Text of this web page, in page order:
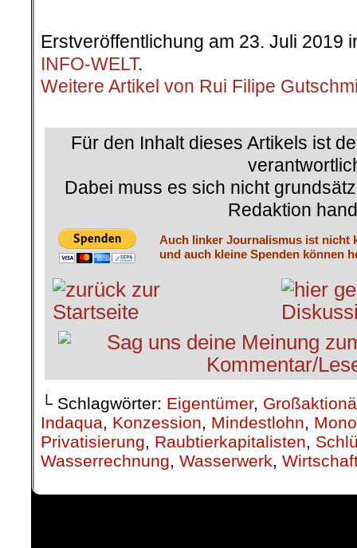
Erstveröffentlichung am 23. Juli 2019
INFO-WELT.
Weitere Artikel von Rui Filipe
Für den Inhalt dieses Artikels ist
Dabei muss es sich nicht
Redaktion
Auch linker Journalismus ist nicht
und auch kleine Spenden können
└ Schlagwörter: Eigentümer,
Indaqua
Konzession Mindestlohn
Privatisierung
Raubtierkapitalisten
Wasserrechnung Wasserwerk